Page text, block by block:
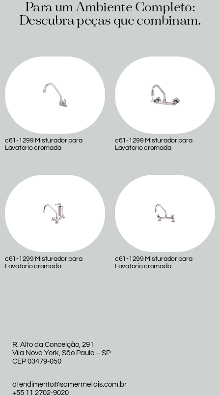
Para um Ambiente Completo:
Descubra peças que combinam.
c61-1299 Misturador para
Lavatorio cromada
c61-1299 Misturador para
Lavatorio cromada
c61-1299 Misturador para
Lavatorio cromada
c61-1299 Misturador para
Lavatorio cromada
R. Alto da Conceição, 291
Vila Nova York, São Paulo – SP
CEP 03479-050
atendimento@samermetais.com.br
+55 11 2702-9020